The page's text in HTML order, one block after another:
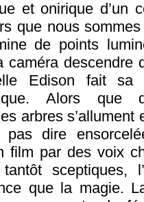
et onirique
que nous
de points
caméra descendre
Edison fait sa
Alors que
arbres
pas dire
film par des voix
sceptiques,
que la magie.